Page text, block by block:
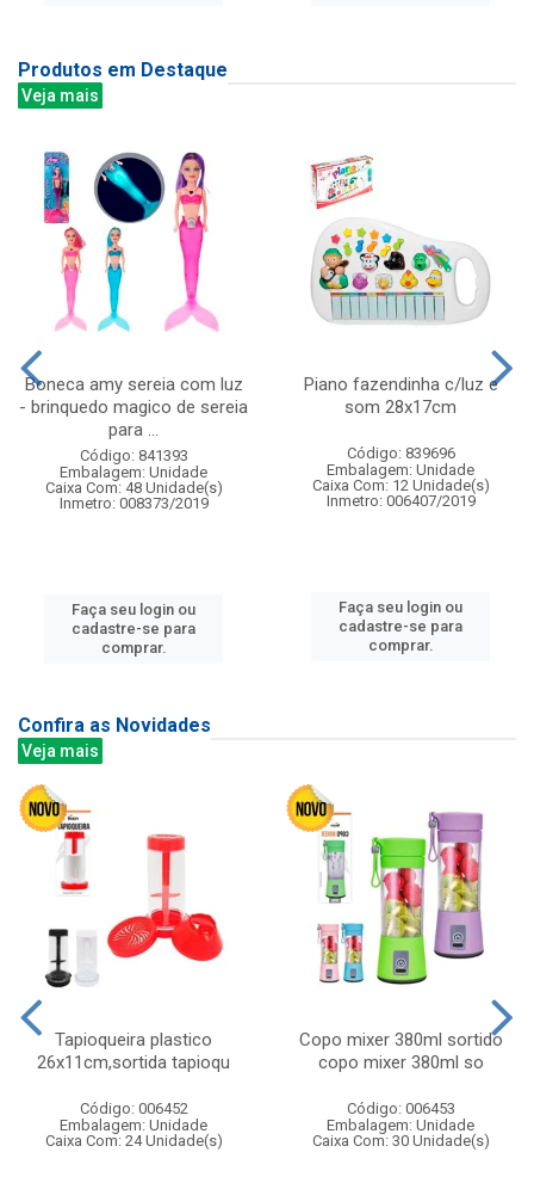
Produtos em Destaque
Veja mais
Boneca amy sereia com luz
- brinquedo magico de sereia
para ...
Código: 841393
Embalagem: Unidade
Caixa Com: 48 Unidade(s)
Inmetro: 008373/2019
Faça seu login ou
cadastre-se para
comprar.
Piano fazendinha c/luz e
som 28x17cm
Código: 839696
Embalagem: Unidade
Caixa Com: 12 Unidade(s)
Inmetro: 006407/2019
Faça seu login ou
cadastre-se para
comprar.
Confira as Novidades
Veja mais
Tapioqueira plastico
26x11cm,sortida tapioqu
Código: 006452
Embalagem: Unidade
Caixa Com: 24 Unidade(s)
Copo mixer 380ml sortido
copo mixer 380ml so
Código: 006453
Embalagem: Unidade
Caixa Com: 30 Unidade(s)